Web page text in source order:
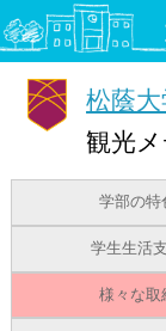
松蔭大
観光
学部の特
学生生活
様々な取